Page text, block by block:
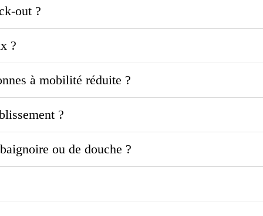
out ?
?
à mobilité réduite ?
?
ou de douche ?